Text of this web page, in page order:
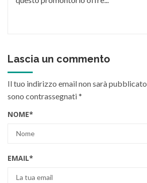
Lascia un commento
Il tuo indirizzo email non sarà pubblicato.
sono contrassegnati*
NOME*
EMAIL*